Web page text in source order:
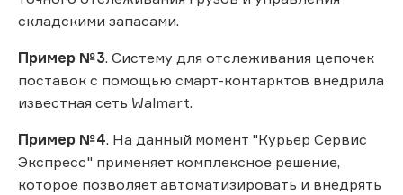
складскими запасами.
Пример №3. Систему для отслеживания цепочек
поставок с помощью смарт-контарктов внедрила
известная сеть Walmart.
Пример №4. На данный момент "Курьер Сервис
Экспресс" применяет комплексное решение,
которое позволяет автоматизировать и внедрять